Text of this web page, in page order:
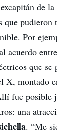
de
pudieron
Por
acuerdo
que
X, montado
fue posible
una
. “Me